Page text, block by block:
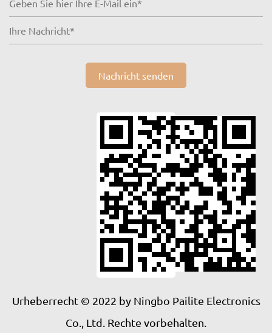
Nachricht senden
Urheberrecht © 2022 by Ningbo Pailite Electronics
Co., Ltd. Rechte vorbehalten.